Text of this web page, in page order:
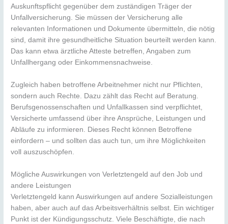
Auskunftspflicht gegenüber dem zuständigen Träger der
Unfallversicherung. Sie müssen der Versicherung alle
relevanten Informationen und Dokumente übermitteln, die nötig
sind, damit ihre gesundheitliche Situation beurteilt werden kann.
Das kann etwa ärztliche Atteste betreffen, Angaben zum
Unfallhergang oder Einkommensnachweise.
Zugleich haben betroffene Arbeitnehmer nicht nur Pflichten,
sondern auch Rechte. Dazu zählt das Recht auf Beratung.
Berufsgenossenschaften und Unfallkassen sind verpflichtet,
Versicherte umfassend über ihre Ansprüche, Leistungen und
Abläufe zu informieren. Dieses Recht können Betroffene
einfordern – und sollten das auch tun, um ihre Möglichkeiten
voll auszuschöpfen.
Mögliche Auswirkungen von Verletztengeld auf den Job und
andere Leistungen
Verletztengeld kann Auswirkungen auf andere Sozialleistungen
haben, aber auch auf das Arbeitsverhältnis selbst. Ein wichtiger
Punkt ist der Kündigungsschutz. Viele Beschäftigte, die nach